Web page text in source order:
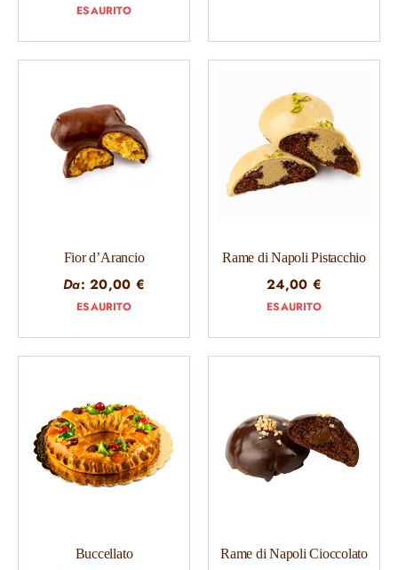
ESAURITO
Fior d’Arancio
Da:20,00 €
ESAURITO
Rame di Napoli Pistacchio
24,00 €
ESAURITO
Buccellato Rame di Napoli Cioccolato